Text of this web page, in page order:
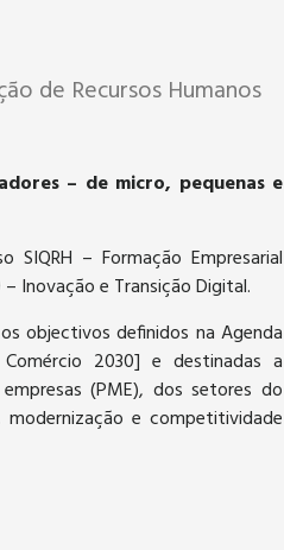
de Recursos Humanos
– de micro, pequenas e
– Formação Empresarial
Inovação e Transição Digital.
objectivos definidos na Agenda
2030] e destinadas a
(PME), dos setores do
e competitividade